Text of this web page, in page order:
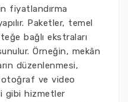
fiyatlandırma
Paketler, temel
bağlı ekstraları
Örneğin, mekân
düzenlenmesi,
ve video
gibi hizmetler